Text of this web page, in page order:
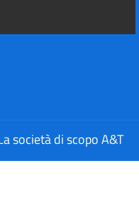
società di scopo A&T